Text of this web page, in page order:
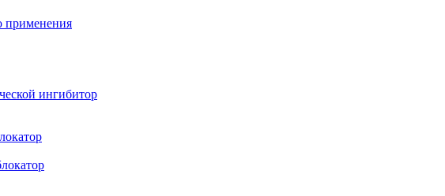
применения
ингибитор